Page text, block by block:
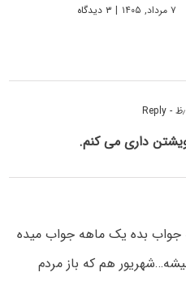
۷ مرداد, ۱۴۰۵ | ۳ دیدگاه
- Reply
داری می کنم.
جواب بده یک ماهه جواب میده
هم که باز مردم